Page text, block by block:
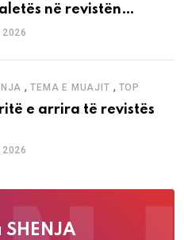
në revistën
,TEMA E MUAJIT , TOP
e arrira të revistës
SHENJA